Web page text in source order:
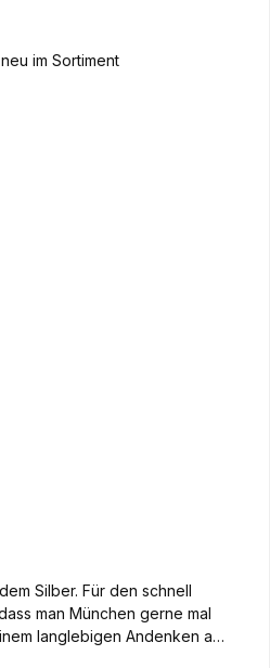
im Sortiment
Silber. Für den schnell
man München gerne mal
langlebigen Andenken ans